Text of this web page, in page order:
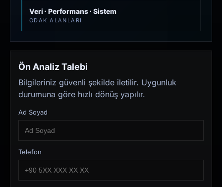
Veri · Performans · Sistem
ODAK ALANLARI
Ön Analiz Talebi
Bilgileriniz güvenli şekilde iletilir. Uygunluk
durumuna göre hızlı dönüş yapılır.
Ad Soyad
Telefon